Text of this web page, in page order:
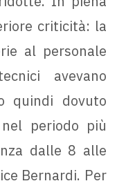
criticità: la
al personale
avevano
quindi dovuto
periodo più
dalle 8 alle
Bernardi. Per